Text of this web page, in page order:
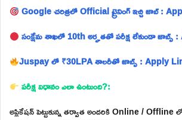
Google చరిత్రలో Official ట్రైనింగ్ ఇచ్చి జాబ్ :
సంక్షేమ శాఖలో 10th అర్హతతో పరీక్ష లేకుండా జాబ్స్
Juspay లో ₹30LPA శాలరీతో జాబ్స్ : Apply
పరీక్ష విధానం ఎలా ఉంటుంది?:
అప్లికేషన్ పెట్టుకున్న తర్వాత అందరికి Online / Offline